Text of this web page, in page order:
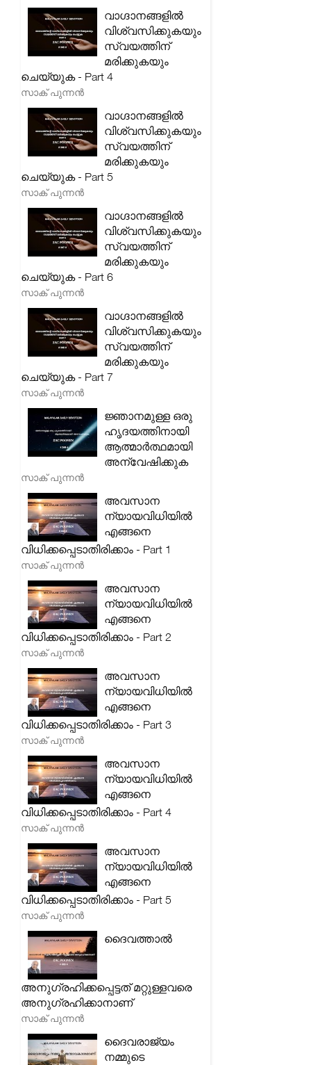
വാഗ്ദാനങ്ങളിൽ
വിശ്വസിക്കുകയും
സ്വയത്തിന്
മരിക്കുകയും
ചെയ്യുക - Part 4
സാക് പുന്നൻ
വാഗ്ദാനങ്ങളിൽ
വിശ്വസിക്കുകയും
സ്വയത്തിന്
മരിക്കുകയും
ചെയ്യുക - Part 5
സാക് പുന്നൻ
വാഗ്ദാനങ്ങളിൽ
വിശ്വസിക്കുകയും
സ്വയത്തിന്
മരിക്കുകയും
ചെയ്യുക - Part 6
സാക് പുന്നൻ
വാഗ്ദാനങ്ങളിൽ
വിശ്വസിക്കുകയും
സ്വയത്തിന്
മരിക്കുകയും
ചെയ്യുക - Part 7
സാക് പുന്നൻ
ജ്ഞാനമുള്ള ഒരു
ഹൃദയത്തിനായി
ആത്മാർത്ഥമായി
അന്വേഷിക്കുക
സാക് പുന്നൻ
അവസാന
ന്യായവിധിയിൽ
എങ്ങനെ
വിധിക്കപ്പെടാതിരിക്കാം - Part 1
സാക് പുന്നൻ
അവസാന
ന്യായവിധിയിൽ
എങ്ങനെ
വിധിക്കപ്പെടാതിരിക്കാം - Part 2
സാക് പുന്നൻ
അവസാന
ന്യായവിധിയിൽ
എങ്ങനെ
വിധിക്കപ്പെടാതിരിക്കാം - Part 3
സാക് പുന്നൻ
അവസാന
ന്യായവിധിയിൽ
എങ്ങനെ
വിധിക്കപ്പെടാതിരിക്കാം - Part 4
സാക് പുന്നൻ
അവസാന
ന്യായവിധിയിൽ
എങ്ങനെ
വിധിക്കപ്പെടാതിരിക്കാം - Part 5
സാക് പുന്നൻ
ദൈവത്താൽ
അനുഗ്രഹിക്കപ്പെട്ടത് മറ്റുള്ളവരെ
അനുഗ്രഹിക്കാനാണ്
സാക് പുന്നൻ
ദൈവരാജ്യം
നമ്മുടെ